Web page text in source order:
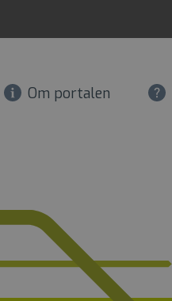
Om portalen